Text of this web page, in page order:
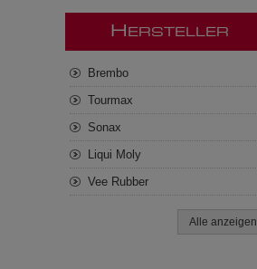
H ERSTELLER
Brembo
Tourmax
Sonax
Liqui Moly
Vee Rubber
Alle anzeigen